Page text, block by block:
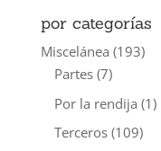
por categorías
Miscelánea (193)
Partes(7)
Por la rendija (1)
Terceros(109)